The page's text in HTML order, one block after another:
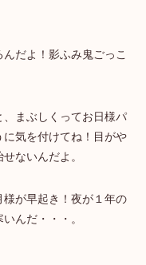
だよ！影ふみ鬼ごっこ
まぶしくってお日様パ
気を付けてね！目がや
ないんだよ。
が早起き！夜が１年の
んだ・・・。